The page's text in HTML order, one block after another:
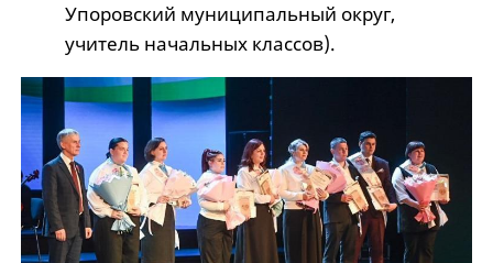
Упоровский муниципальный округ,
учитель начальных классов).